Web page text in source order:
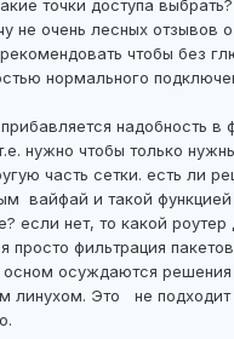
точки доступа
не очень лесных отзывов о
чтобы без
нормального
надобность в
нужно чтобы только
часть сетки. есть ли
вайфай и такой
если нет, то какой роутер
просто фильтрация
осуждаются решения
линухом. Это не